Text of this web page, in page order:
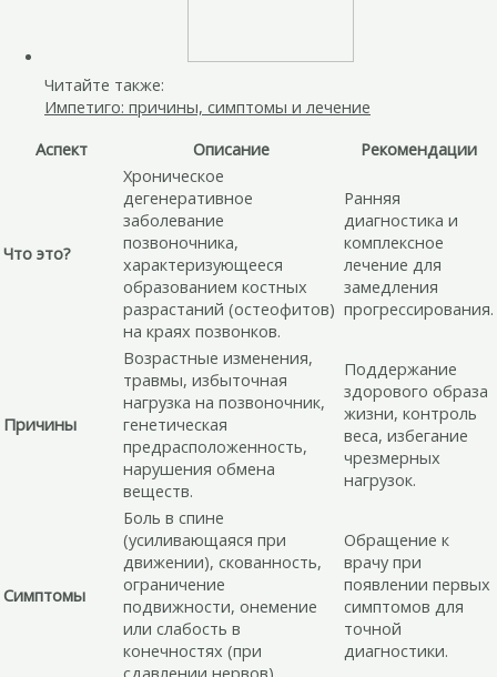
Читайте также:
Импетиго: причины, симптомы и лечение
Аспект
Описание Рекомендации
Что это?
Хроническое
дегенеративное
заболевание
позвоночника,
характеризующееся
образованием костных
разрастаний (остеофитов)
на краях позвонков.
Ранняя
диагностика и
комплексное
лечение для
замедления
прогрессирования.
Причины
Возрастные изменения,
травмы, избыточная
нагрузка на позвоночник,
генетическая
предрасположенность,
нарушения обмена
веществ.
Поддержание
здорового образа
жизни, контроль
веса, избегание
чрезмерных
нагрузок.
Симптомы
Боль в спине
(усиливающаяся при
движении), скованность,
ограничение
подвижности, онемение
или слабость в
конечностях (при
сдавлении нервов).
Обращение к
врачу при
появлении первых
симптомов для
точной
диагностики.